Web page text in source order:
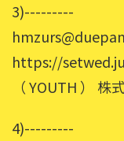
3)---------
https://
（ YOUTH ）
4)---------